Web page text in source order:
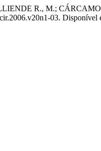
R., M.; CÁRCAMO
03.